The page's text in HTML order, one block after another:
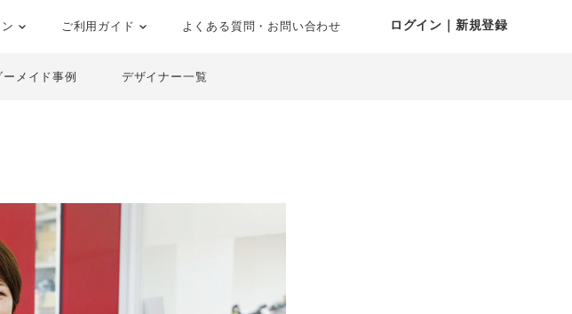
ご利用ガイド よくある質問・お問い合わせ ログイン｜新規登録
ーメイド事例 デザイナー一覧